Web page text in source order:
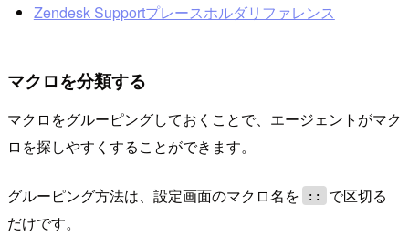
Zendesk Supportプレースホルダリファレンス
マクロを分類する
マクロをグルーピングしておくことで、エージェントがマク
ロを探しやすくすることができます。
グルーピング方法は、設定画面のマクロ名を ::
で区切る
だけです。